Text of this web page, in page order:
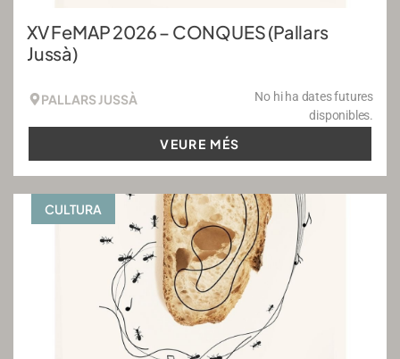
XV FeMAP 2026 – CONQUES (Pallars
Jussà)
PALLARS JUSSÀ
No hi ha dates futures
disponibles.
VEURE MÉS
CULTURA